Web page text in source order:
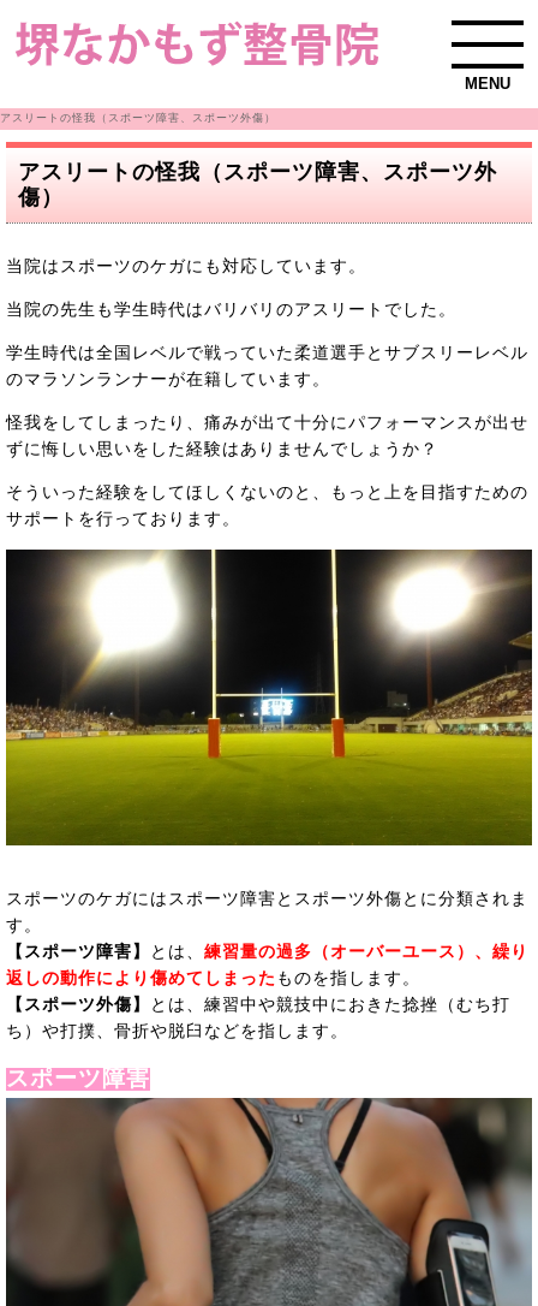
MENU
アスリートの怪我（スポーツ障害、スポーツ外傷）
アスリートの怪我（スポーツ障害、スポーツ外
傷）
当院はスポーツのケガにも対応しています。
当院の先生も学生時代はバリバリのアスリートでした。
学生時代は全国レベルで戦っていた柔道選手とサブスリーレベル
のマラソンランナーが在籍しています。
怪我をしてしまったり、痛みが出て十分にパフォーマンスが出せ
ずに悔しい思いをした経験はありませんでしょうか？
そういった経験をしてほしくないのと、もっと上を目指すための
サポートを行っております。
スポーツのケガにはスポーツ障害とスポーツ外傷とに分類されま
す。
【スポーツ障害】
とは、 練習量の過多（オーバーユース）、繰り
返しの動作により傷めてしまった ものを指します。
【スポーツ外傷】
とは、練習中や競技中におきた捻挫（むち打
ち）や打撲、骨折や脱臼などを指します。
スポーツ障害